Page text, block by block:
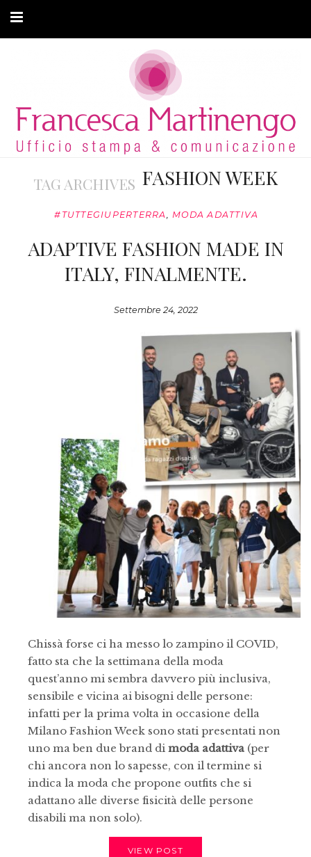
ARTICOLI
MODA ADATTIVA
CONTATTI
PRIVACY
TAG ARCHIVES FASHION WEEK
#TUTTEGIUPERTERRA, MODA ADATTIVA
ADAPTIVE FASHION MADE IN
ITALY, FINALMENTE.
Settembre 24, 2022
Chissà forse ci ha messo lo zampino il COVID,
fatto sta che la settimana della moda
quest’anno mi sembra davvero più inclusiva,
sensibile e vicina ai bisogni delle persone:
infatti per la prima volta in occasione della
Milano Fashion Week sono stati presentati non
uno ma ben due brand di moda adattiva (per
chi ancora non lo sapesse, con il termine si
indica la moda che propone outfits che si
adattano alle diverse fisicità delle persone
disabili ma non solo).
VIEW POST